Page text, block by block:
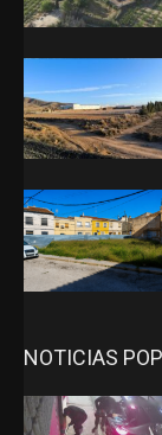
NOTICIAS